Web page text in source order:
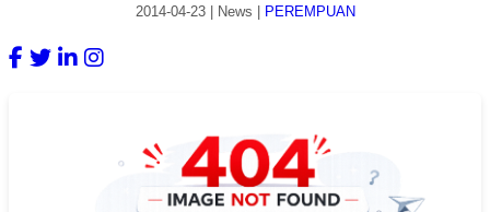
2014-04-23| News PEREMPUAN